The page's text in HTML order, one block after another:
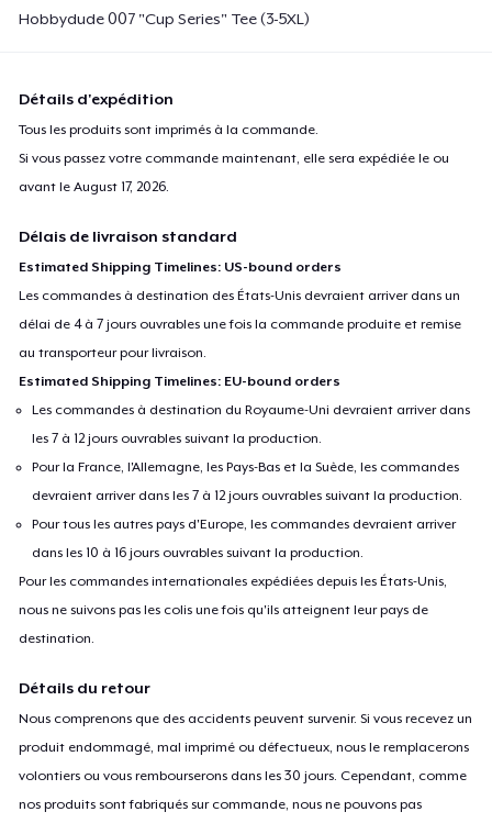
Hobbydude 007 "Cup Series" Tee (3-5XL)
Détails d'expédition
Tous les produits sont imprimés à la commande.
Si vous passez votre commande maintenant, elle sera expédiée le ou
avant leAugust 17, 2026
Délais de livraison standard
Estimated Shipping Timelines: US-bound orders
Les commandes à destination des États-Unis devraient arriver dans un
délai de 4 à 7 jours ouvrables une fois la commande produite et remise
au transporteur pour livraison.
Estimated Shipping Timelines: EU-bound orders
Les commandes à destination du Royaume-Uni devraient arriver dans
les 7 à 12 jours ouvrables suivant la production.
Pour la France, l'Allemagne, les Pays-Bas et la Suède, les commandes
devraient arriver dans les 7 à 12 jours ouvrables suivant la production.
Pour tous les autres pays d'Europe, les commandes devraient arriver
dans les 10 à 16 jours ouvrables suivant la production.
Pour les commandes internationales expédiées depuis les États-Unis,
nous ne suivons pas les colis une fois qu'ils atteignent leur pays de
destination.
Détails du retour
Nous comprenons que des accidents peuvent survenir. Si vous recevez un
produit endommagé, mal imprimé ou défectueux, nous le remplacerons
volontiers ou vous rembourserons dans les 30 jours. Cependant, comme
nos produits sont fabriqués sur commande, nous ne pouvons pas